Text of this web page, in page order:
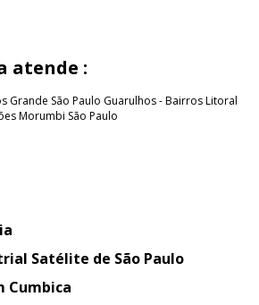
atende :
Grande São Paulo Guarulhos - BairrosLitoral
Morumbi São Paulo
Satélite de São Paulo
Cumbica